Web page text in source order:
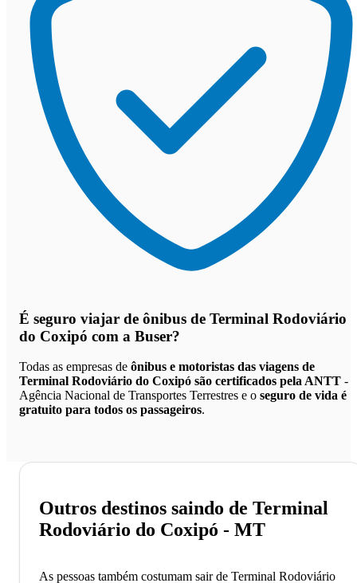
É seguro viajar de ônibus de Terminal Rodoviário
do Coxipó com a Buser?
Todas as empresas de ônibus e motoristas das viagens de
Terminal Rodoviário do Coxipó são certificados pela ANTT -
Agência Nacional de Transportes Terrestres e o seguro de vida é
gratuito para todos os passageiros.
Outros destinos saindo de Terminal
Rodoviário do Coxipó - MT
As pessoas também costumam sair de Terminal Rodoviário